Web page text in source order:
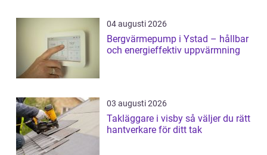
04 augusti 2026
Bergvärmepump i Ystad – hållbar
och energieffektiv uppvärmning
03 augusti 2026
Takläggare i visby så väljer du rätt
hantverkare för ditt tak